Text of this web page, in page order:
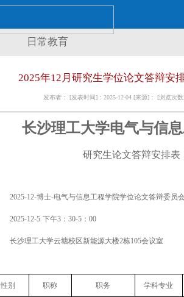
日常教育
2025年12月研究生学位论文答辩安
发布者： [发表时间]：2025-12-04 [来源]： [浏览次
长沙理工大学电气与信
研究生论文答辩安排表
2025-12-博士-电气与信息工程学院学位论文答辩委员
2025-12-5 下午3： 30-5：00
长沙理工大学云塘校区新能源大楼2栋105会议室
性别 职称 职务 学科专业